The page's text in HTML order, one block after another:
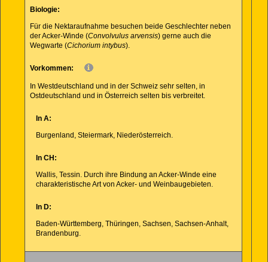
Biologie:
Für die Nektaraufnahme besuchen beide Geschlechter neben
der Acker-Winde (Convolvulus arvensis) gerne auch die
Wegwarte (Cichorium intybus).
Vorkommen:
In Westdeutschland und in der Schweiz sehr selten, in
Ostdeutschland und in Österreich selten bis verbreitet.
In A:
Burgenland, Steiermark, Niederösterreich.
In CH:
Wallis, Tessin. Durch ihre Bindung an Acker-Winde eine
charakteristische Art von Acker- und Weinbaugebieten.
In D:
Baden-Württemberg, Thüringen, Sachsen, Sachsen-Anhalt,
Brandenburg.